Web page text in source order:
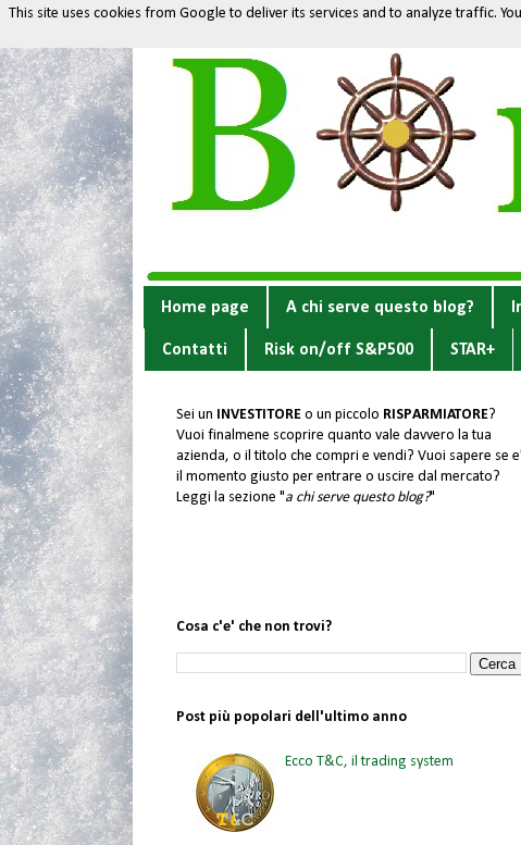
Home page A chi serve questo blog?
Contatti Risk on/off S&P500 STAR+
Sei un INVESTITORE o un piccolo RISPARMIATORE?
Vuoi finalmene scoprire quanto vale davvero la tua
azienda, o il titolo che compri e vendi? Vuoi sapere se e'
il momento giusto per entrare o uscire dal mercato?
Leggi la sezione "a chi serve questo blog?"
Cosa c'e' che non trovi?
Post più popolari dell'ultimo anno
Ecco T&C, il trading system
This site uses cookies from Google to deliver its services and to analyze traffic.